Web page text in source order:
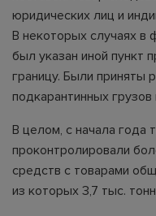
юридических лиц и
В некоторых случаях в
был указан иной пункт
границу. Были приняты
подкарантинных грузов
В целом, с начала года
проконтролировали
средств с товарами
из которых 3,7 тыс.